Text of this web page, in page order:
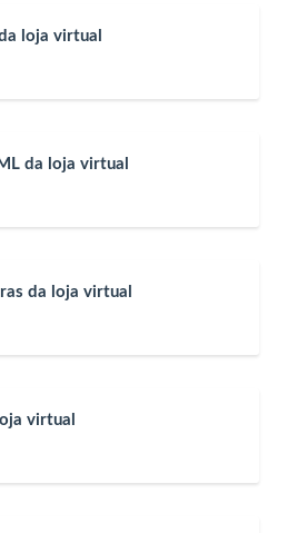
loja virtual
da loja virtual
da loja virtual
virtual